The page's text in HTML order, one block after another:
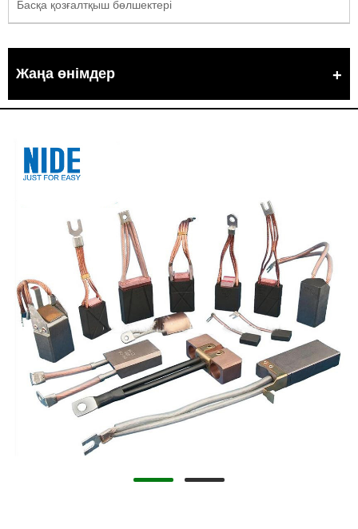
Басқа қозғалтқыш бөлшектері
Жаңа өнімдер